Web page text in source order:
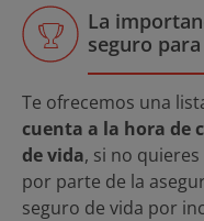
La
seguro
Te ofrecemos una
cuenta a la hora de
de vida, si no
por parte de la
seguro de vida por